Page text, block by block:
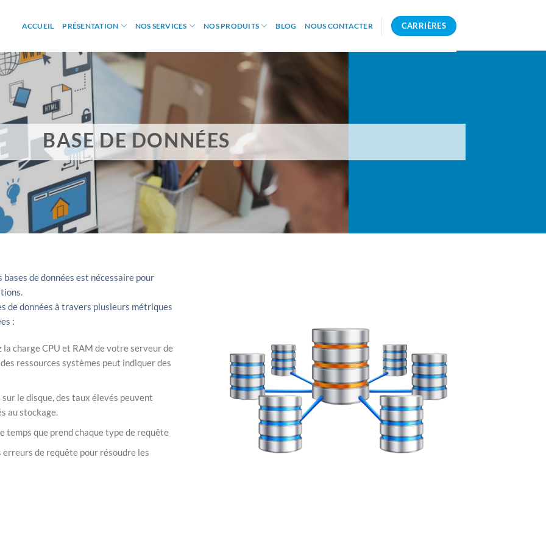
ACCUEIL PRÉSENTATION NOS SERVICES NOS PRODUITS BLOG NOUS CONTACTER CARRIÈRES
BASE DE DONNÉES
de données est nécessaire pour
de données à travers plusieurs métriques
:
charge CPU et RAM de votre serveur de
ressources systèmes peut indiquer des
le disque, des taux élevés peuvent
au stockage.
temps que prend chaque type de requête
de requête pour résoudre les